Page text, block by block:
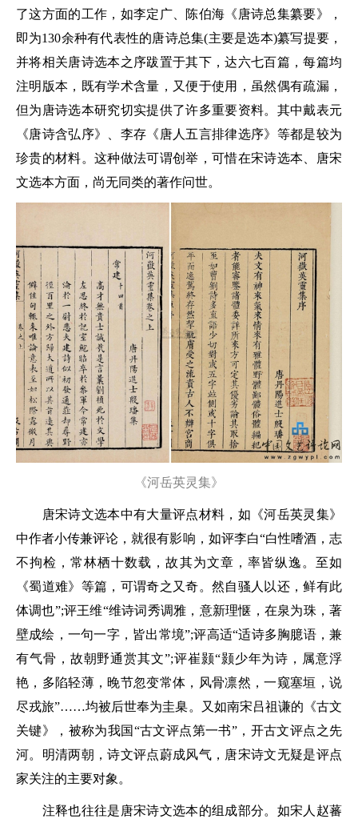
了这方面的工作，如李定广、陈伯海《唐诗总集纂要》，
即为130余种有代表性的唐诗总集(主要是选本)纂写提要，
并将相关唐诗选本之序跋置于其下，达六七百篇，每篇均
注明版本，既有学术含量，又便于使用，虽然偶有疏漏，
但为唐诗选本研究切实提供了许多重要资料。其中戴表元
《唐诗含弘序》、李存《唐人五言排律选序》等都是较为
珍贵的材料。这种做法可谓创举，可惜在宋诗选本、唐宋
文选本方面，尚无同类的著作问世。
《河岳英灵集》
唐宋诗文选本中有大量评点材料，如《河岳英灵集》
中作者小传兼评论，就很有影响，如评李白“白性嗜酒，志
不拘检，常林栖十数载，故其为文章，率皆纵逸。至如
《蜀道难》等篇，可谓奇之又奇。然自骚人以还，鲜有此
体调也”;评王维“维诗词秀调雅，意新理惬，在泉为珠，著
壁成绘，一句一字，皆出常境”;评高适“适诗多胸臆语，兼
有气骨，故朝野通赏其文”;评崔颢“颢少年为诗，属意浮
艳，多陷轻薄，晚节忽变常体，风骨凛然，一窥塞垣，说
尽戎旅”……均被后世奉为圭臬。又如南宋吕祖谦的《古文
关键》，被称为我国“古文评点第一书”，开古文评点之先
河。明清两朝，诗文评点蔚成风气，唐宋诗文无疑是评点
家关注的主要对象。
注释也往往是唐宋诗文选本的组成部分。如宋人赵蕃